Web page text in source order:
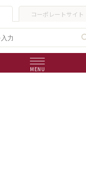
コーポレートサイト
MENU